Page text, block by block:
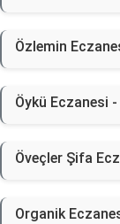
Özlemin
Öykü Eczanesi
Öveçler Şifa
Organik